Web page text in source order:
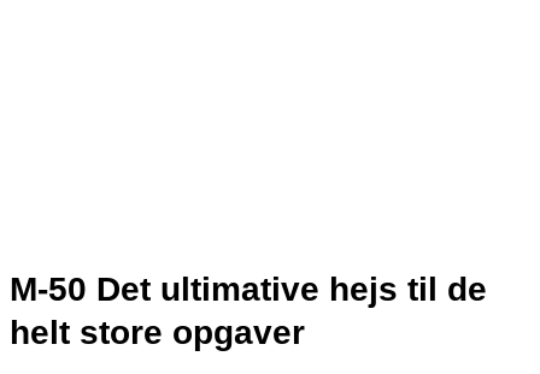
M-50 Det ultimative hejs til de
helt store opgaver